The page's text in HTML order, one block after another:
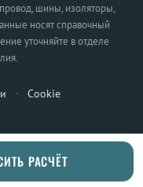
шины, изоляторы,
носят справочный
уточняйте в отделе
· Cookie
РАСЧЁТ